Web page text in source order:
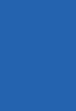
beeinträchtigt
zuständigen
an,
und
bei.